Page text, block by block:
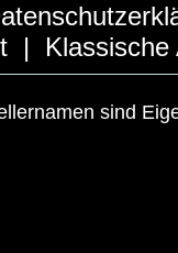
|
sind